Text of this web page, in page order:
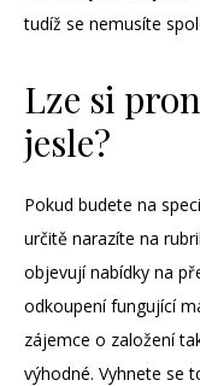
tudíž se nemusíte
Lze si
jesle?
Pokud budete na
určitě narazíte na
objevují nabídky na
odkoupení fungující
zájemce o založení
výhodné. Vyhnete se